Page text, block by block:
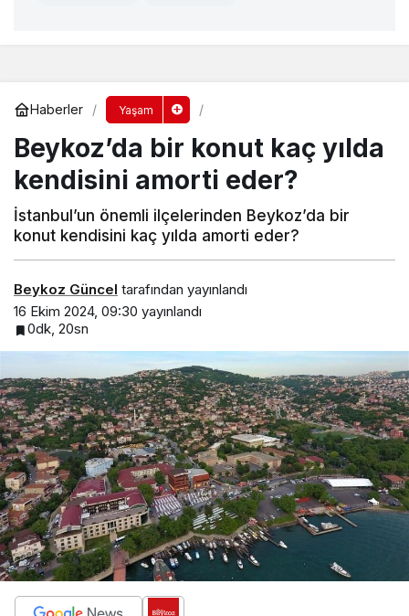
Haberler Yaşam
Beykoz’da bir konut kaç yılda
kendisini amorti eder?
İstanbul’un önemli ilçelerinden Beykoz’da bir
konut kendisini kaç yılda amorti eder?
Beykoz Güncel tarafından yayınlandı
16 Ekim 2024, 09:30 yayınlandı
0dk, 20sn